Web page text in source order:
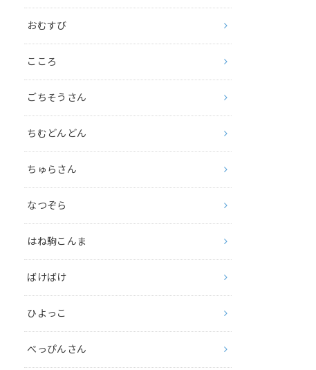
おむすび
こころ
ごちそうさん
ちむどんどん
ちゅらさん
なつぞら
はね駒こんま
ばけばけ
ひよっこ
べっぴんさん